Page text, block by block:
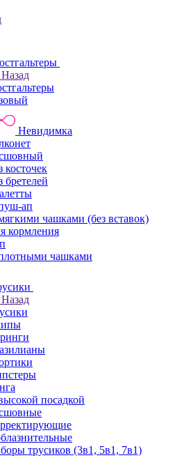
Назад
Невидимка
косточек
бретелей
ап
чашками (без вставок)
кормления
чашками
Назад
посадкой
трусиков (3в1, 5в1, 7в1)